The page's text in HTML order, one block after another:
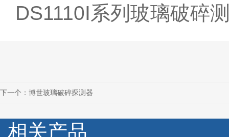
DS1110I系列玻璃破碎
下一个： 博世玻璃破碎探测器
相关产品